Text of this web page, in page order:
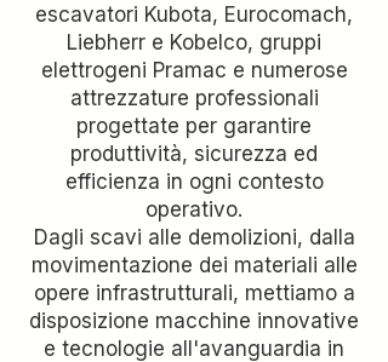
escavatori Kubota, Eurocomach,
Liebherr e Kobelco, gruppi
elettrogeni Pramac e numerose
attrezzature professionali
progettate per garantire
produttività, sicurezza ed
efficienza in ogni contesto
operativo.
Dagli scavi alle demolizioni, dalla
movimentazione dei materiali alle
opere infrastrutturali, mettiamo a
disposizione macchine innovative
e tecnologie all'avanguardia in